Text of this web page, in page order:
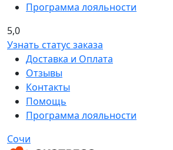
Программа лояльности
5,0
Узнать статус заказа
Доставка и Оплата
Отзывы
Контакты
Помощь
Программа лояльности
Сочи